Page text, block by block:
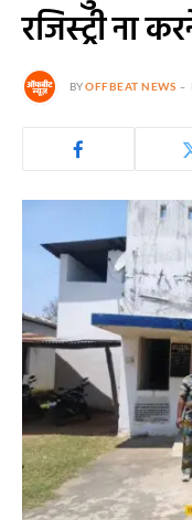
रजिस्ट्री ना
BYOFFBEAT NEWS